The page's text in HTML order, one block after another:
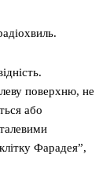
поверхню, не
або
Фарадея”,